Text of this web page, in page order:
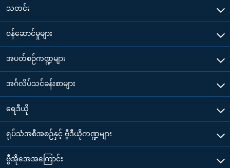
သတင်း
၀န်ဆောင်မှုများ
အပတ်စဉ်ကဏ္ဍများ
အင်္ဂလိပ်သင်ခန်းစာများ
ရေဒီယို
ရုပ်သံအစီအစဉ်နှင့် ဗွီဒီယိုကဏ္ဍများ
ဗွီအိုအေအကြောင်း